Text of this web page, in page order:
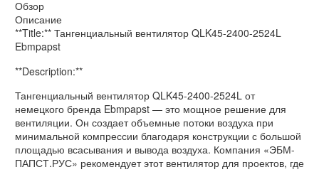
Обзор
Описание
**Title:** Тангенциальный вентилятор QLK45-2400-2524L
Ebmpapst
**Description:**
Тангенциальный вентилятор QLK45-2400-2524L от
немецкого бренда Ebmpapst — это мощное решение для
вентиляции. Он создает объемные потоки воздуха при
минимальной компрессии благодаря конструкции с большой
площадью всасывания и вывода воздуха. Компания «ЭБМ-
ПАПСТ.РУС» рекомендует этот вентилятор для проектов, где